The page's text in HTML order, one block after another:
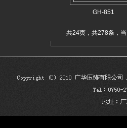
GH-851
共24页，共278条，